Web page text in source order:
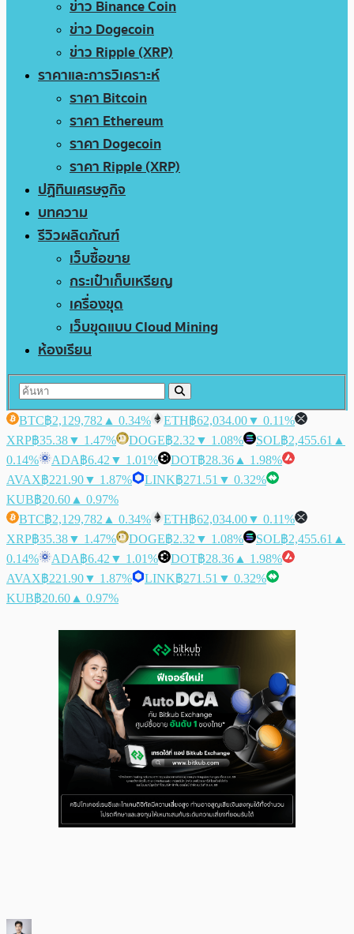
ข่าว Binance Coin
ข่าว Dogecoin
ข่าว Ripple (XRP)
ราคาและการวิเคราะห์
ราคา Bitcoin
ราคา Ethereum
ราคา Dogecoin
ราคา Ripple (XRP)
ปฏิทินเศรษฐกิจ
บทความ
รีวิวผลิตภัณฑ์
เว็บซื้อขาย
กระเป๋าเก็บเหรียญ
เครื่องขุด
เว็บขุดแบบ Cloud Mining
ห้องเรียน
BTC฿2,129,782 ▲ 0.34% ETH฿62,034.00▼ 0.11%
XRP฿35.38▼ 1.47% DOGE฿2.32 ▼ 1.08% SOL฿2,455.61 ▲
0.14%
ADA฿6.42 ▼ 1.01% DOT฿28.36 ▲ 1.98%
AVAX฿221.90▼ 1.87% LINK฿271.51 ▼ 0.32%
KUB฿20.60 ▲ 0.97%
BTC฿2,129,782 ▲ 0.34% ETH฿62,034.00▼ 0.11%
XRP฿35.38▼ 1.47% DOGE฿2.32 ▼ 1.08% SOL฿2,455.61 ▲
0.14%
ADA฿6.42 ▼ 1.01% DOT฿28.36 ▲ 1.98%
AVAX฿221.90▼ 1.87% LINK฿271.51 ▼ 0.32%
KUB฿20.60 ▲ 0.97%